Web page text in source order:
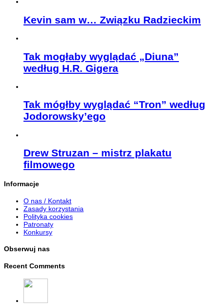
Kevin sam w… Związku Radzieckim
Tak mogłaby wyglądać „Diuna”
według H.R. Gigera
Tak mógłby wyglądać “Tron” według
Jodorowsky’ego
Drew Struzan – mistrz plakatu
filmowego
Informacje
O nas / Kontakt
Zasady korzystania
Polityka cookies
Patronaty
Konkursy
Obserwuj nas
Recent Comments